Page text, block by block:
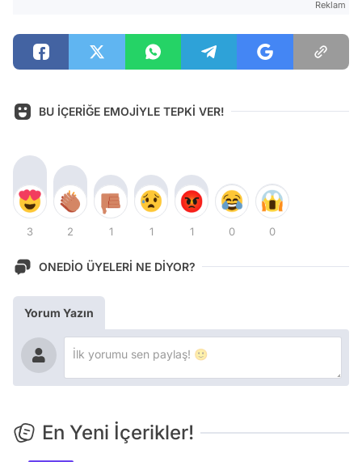
Reklam
BU İÇERİĞE EMOJİYLE TEPKİ VER!
3 2 1 1 1 0 0
ONEDİO ÜYELERİ NE DİYOR?
Yorum Yazın
En Yeni İçerikler!